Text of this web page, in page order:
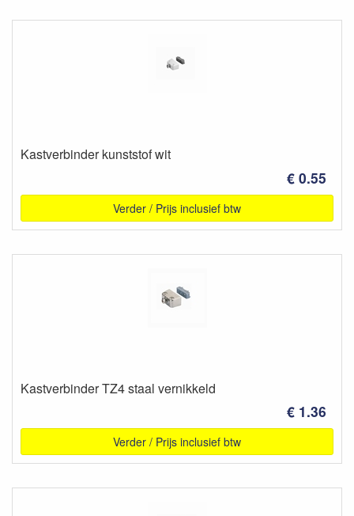
Kastverbinder kunststof wit
€ 0.55
Verder / Prijs inclusief btw
Kastverbinder TZ4 staal vernikkeld
€ 1.36
Verder / Prijs inclusief btw